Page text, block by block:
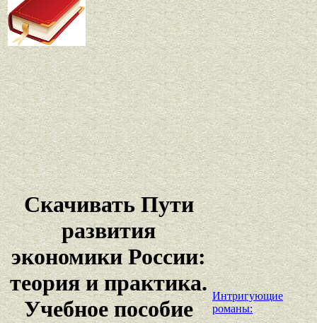
Скачивать Пути
развития
экономики России:
теория и практика.
Учебное пособие
Интригующие
романы: